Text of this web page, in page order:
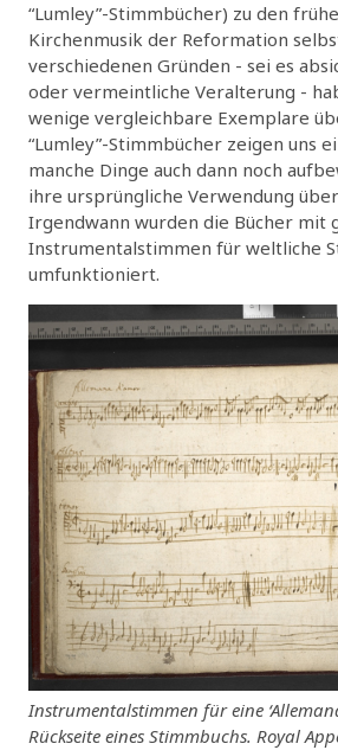
“Lumley”-Stimmbücher) zu den
Kirchenmusik der Reformation
verschiedenen Gründen - sei es
oder vermeintliche Veralterung -
wenige vergleichbare Exemplare
“Lumley”-Stimmbücher zeigen uns
manche Dinge auch dann noch
ihre ursprüngliche Verwendung
Irgendwann wurden die Bücher mit
Instrumentalstimmen für weltliche
umfunktioniert.
Instrumentalstimmen für eine
Rückseite eines Stimmbuchs. Royal